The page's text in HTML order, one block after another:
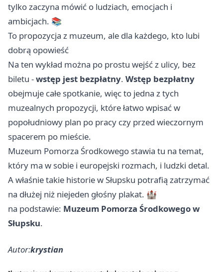
tylko zaczyna mówić o ludziach, emocjach i
ambicjach. 📚
To propozycja z muzeum, ale dla każdego, kto lubi
dobrą opowieść
Na ten wykład można po prostu wejść z ulicy, bez
biletu -wstęp jest bezpłatny. Wstęp bezpłatny
obejmuje całe spotkanie, więc to jedna z tych
muzealnych propozycji, które łatwo wpisać w
popołudniowy plan po pracy czy przed wieczornym
spacerem po mieście.
Muzeum Pomorza Środkowego stawia tu na temat,
który ma w sobie i europejski rozmach, i ludzki detal.
A właśnie takie historie w Słupsku potrafią zatrzymać
na dłużej niż niejeden głośny plakat. 🏰
na podstawie: Muzeum Pomorza Środkowego w
Słupsku.
Autor:krystian